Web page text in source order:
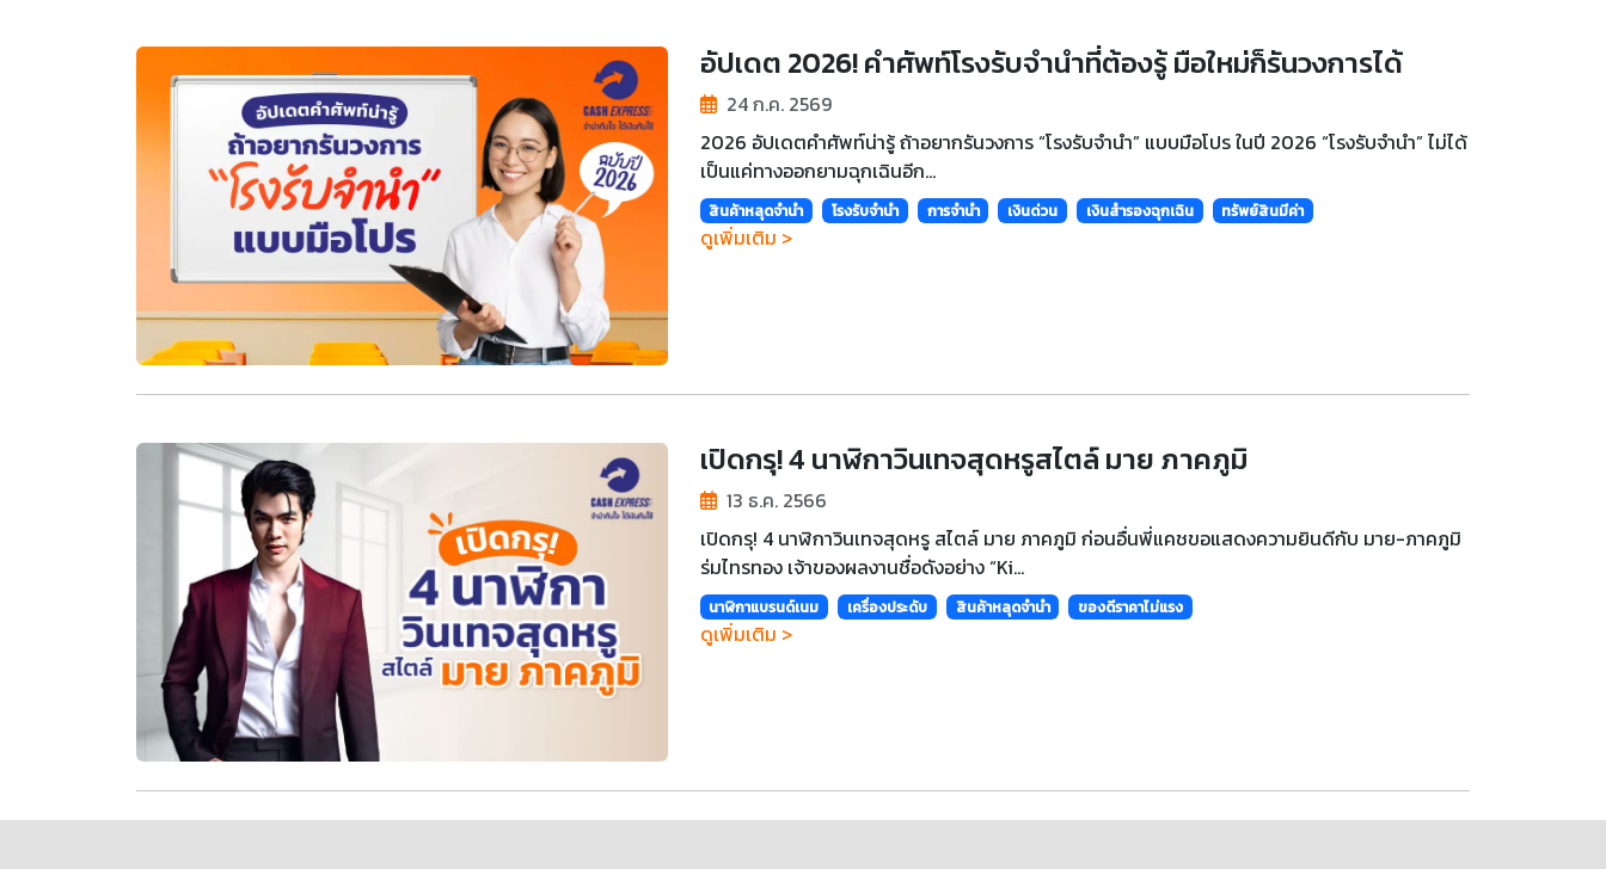
อัปเดต 2026! คำศัพท์โรงรับจำนำที่ต้องรู้ มือใหม่ก็รันวงการได้
24 ก.ค. 2569
2026 อัปเดตคำศัพท์น่ารู้ ถ้าอยากรันวงการ “โรงรับจำนำ” แบบมือโปร ในปี 2026 “โรงรับจำนำ” ไม่ได้
เป็นแค่ทางออกยามฉุกเฉินอีก...
สินค้าหลุดจำนำ โรงรับจำนำ การจำนำ เงินด่วน เงินสำรองฉุกเฉิน ทรัพย์สินมีค่า
ดูเพิ่มเติม >
เปิดกรุ! 4 นาฬิกาวินเทจสุดหรูสไตล์ มาย ภาคภูมิ
13 ธ.ค. 2566
เปิดกรุ! 4 นาฬิกาวินเทจสุดหรู สไตล์ มาย ภาคภูมิ ก่อนอื่นพี่แคชขอแสดงความยินดีกับ มาย-ภาคภูมิ
ร่มไทรทอง เจ้าของผลงานชื่อดังอย่าง “Ki...
นาฬิกาแบรนด์เนม เครื่องประดับ สินค้าหลุดจำนำ ของดีราคาไม่แรง
ดูเพิ่มเติม >